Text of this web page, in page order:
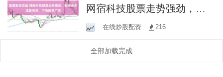
网宿科技股票走势强劲，投
资者关注度高涨，市场前景
广阔
在线炒股配资 216
全部加载完成